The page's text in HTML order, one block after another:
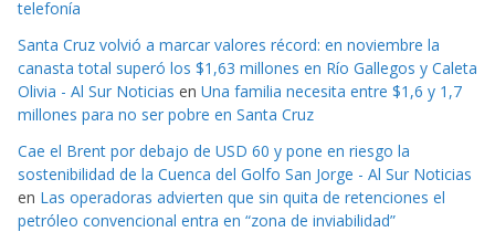
telefonía
Santa Cruz volvió a marcar valores récord: en noviembre la
canasta total superó los $1,63 millones en Río Gallegos y Caleta
Olivia - Al Sur Noticias en Una familia necesita entre $1,6 y 1,7
millones para no ser pobre en Santa Cruz
Cae el Brent por debajo de USD 60 y pone en riesgo la
sostenibilidad de la Cuenca del Golfo San Jorge - Al Sur Noticias
en Las operadoras advierten que sin quita de retenciones el
petróleo convencional entra en “zona de inviabilidad”